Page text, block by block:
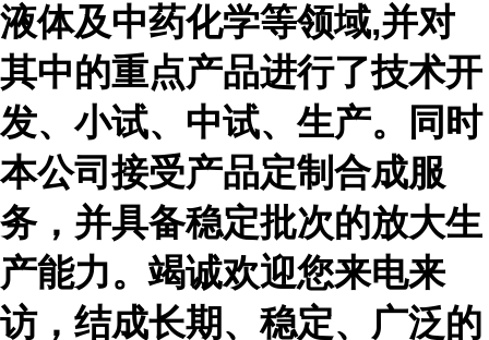
液体及中药化学等领域,并对
其中的重点产品进行了技术开
发、小试、中试、生产。同时
本公司接受产品定制合成服
务，并具备稳定批次的放大生
产能力。竭诚欢迎您来电来
访，结成长期、稳定、广泛的